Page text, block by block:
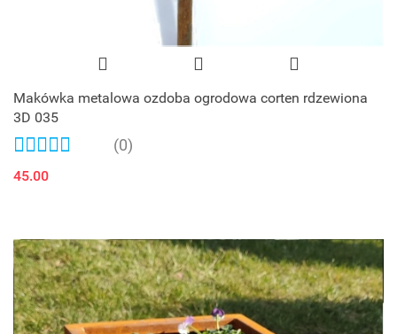
Makówka metalowa ozdoba ogrodowa corten rdzewiona
3D 035
(0)
45.00